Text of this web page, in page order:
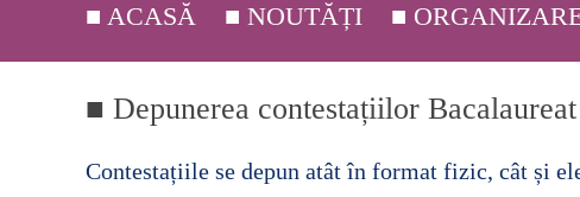
■ ACASĂ ■ NOUTĂȚI ■
■ C.E.A.C. ▸
■ Depunerea contestațiilor
Contestațiile se depun atât în format fizic, cât și